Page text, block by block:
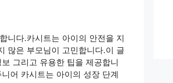
니다.카시트는 아이의 안전을 지
많은 부모님이 고민합니다.이 글
그리고 유용한 팁을 제공합니
어 카시트는 아이의 성장 단계